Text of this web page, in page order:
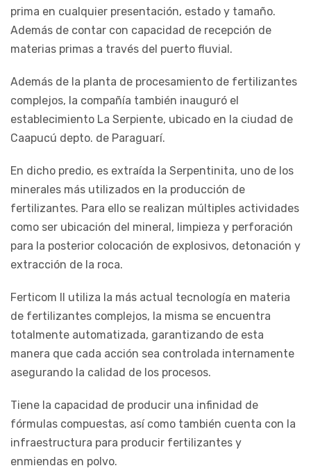
prima en cualquier presentación, estado y tamaño.
Además de contar con capacidad de recepción de
materias primas a través del puerto fluvial.
Además de la planta de procesamiento de fertilizantes
complejos, la compañía también inauguró el
establecimiento La Serpiente, ubicado en la ciudad de
Caapucú depto. de Paraguarí.
En dicho predio, es extraída la Serpentinita, uno de los
minerales más utilizados en la producción de
fertilizantes. Para ello se realizan múltiples actividades
como ser ubicación del mineral, limpieza y perforación
para la posterior colocación de explosivos, detonación y
extracción de la roca.
Ferticom II utiliza la más actual tecnología en materia
de fertilizantes complejos, la misma se encuentra
totalmente automatizada, garantizando de esta
manera que cada acción sea controlada internamente
asegurando la calidad de los procesos.
Tiene la capacidad de producir una infinidad de
fórmulas compuestas, así como también cuenta con la
infraestructura para producir fertilizantes y
enmiendas en polvo.